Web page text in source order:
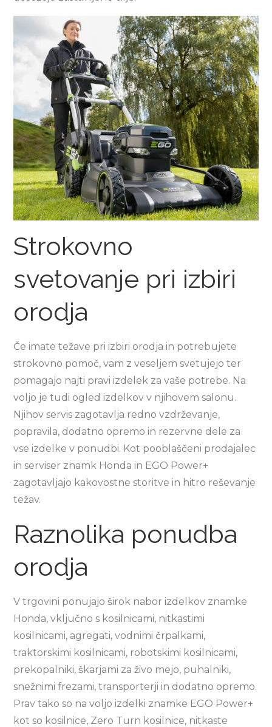
Strokovno
svetovanje pri izbiri
orodja
Če imate težave pri izbiri orodja in potrebujete
strokovno pomoč, vam z veseljem svetujejo ter
pomagajo najti pravi izdelek za vaše potrebe. Na
voljo je tudi ogled izdelkov v njihovem salonu.
Njihov servis zagotavlja redno vzdrževanje,
popravila, dodatno opremo in rezervne dele za
vse izdelke v ponudbi. Kot pooblaščeni prodajalec
in serviser znamk Honda in EGO Power+
zagotavljajo kakovostne storitve in hitro reševanje
težav.
Raznolika ponudba
orodja
V trgovini ponujajo širok nabor izdelkov znamke
Honda, vključno s kosilnicami, nitkastimi
kosilnicami, agregati, vodnimi črpalkami,
traktorskimi kosilnicami, robotskimi kosilnicami,
prekopalniki, škarjami za živo mejo, puhalniki,
snežnimi frezami, transporterji in dodatno opremo.
Prav tako so na voljo izdelki znamke EGO Power+
kot so kosilnice, Zero Turn kosilnice, nitkaste